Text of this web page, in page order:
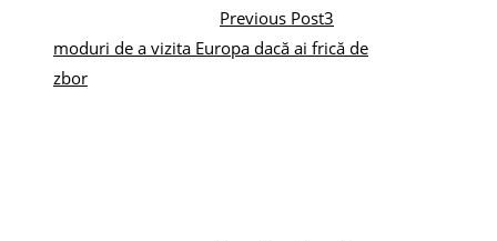
Previous Post3
moduri de a vizita Europa dacă ai frică de
zbor